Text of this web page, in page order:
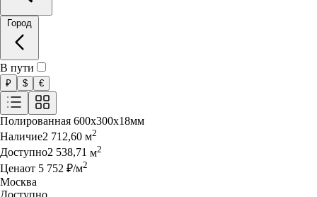
В пути
₽ $ €
Полированная 600x300x18мм
Наличие2 712,60 м2
Доступно2 538,71 м2
Ценаот 5 752 ₽/м2
Москва
Доступно